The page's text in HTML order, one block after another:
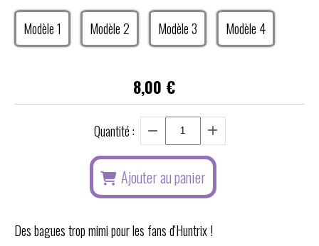
Modèle 1 Modèle 2 Modèle 3 Modèle 4
8,00 €
Quantité :
Ajouter au panier
Des bagues trop mimi pour les fans d'Huntrix !